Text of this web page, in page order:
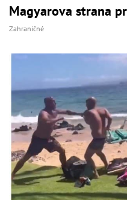
Magyarova strana
Zahraničné